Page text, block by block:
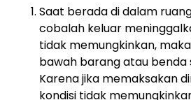
Saat berada di dalam
cobalah keluar
tidak memungkinkan,
bawah barang atau benda
Karena jika memaksakan
kondisi tidak